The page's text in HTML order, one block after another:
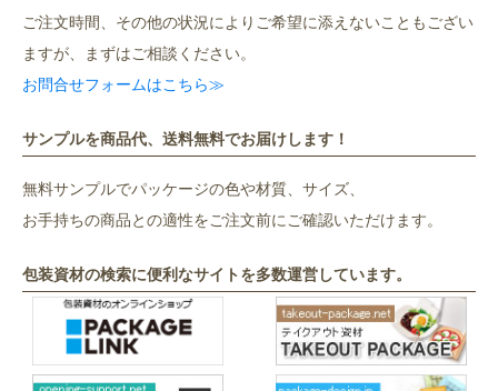
ご注文時間、その他の状況によりご希望に添えないこともござい
ますが、まずはご相談ください。
お問合せフォームはこちら≫
サンプルを商品代、送料無料でお届けします！
無料サンプルでパッケージの色や材質、サイズ、
お手持ちの商品との適性をご注文前にご確認いただけます。
包装資材の検索に便利なサイトを多数運営しています。